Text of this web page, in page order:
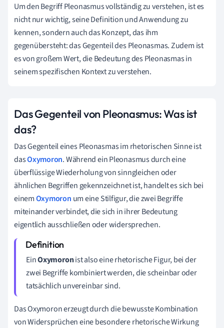
Um den Begriff Pleonasmus vollständig zu verstehen, ist es
nicht nur wichtig, seine Definition und Anwendung zu
kennen, sondern auch das Konzept, das ihm
gegenübersteht: das Gegenteil des Pleonasmas. Zudem ist
es von großem Wert, die Bedeutung des Pleonasmas in
seinem spezifischen Kontext zu verstehen.
Das Gegenteil von Pleonasmus: Was ist
das?
Das Gegenteil eines Pleonasmas im rhetorischen Sinne ist
dasOxymoron. Während ein Pleonasmus durch eine
überflüssige Wiederholung von sinngleichen oder
ähnlichen Begriffen gekennzeichnet ist, handelt es sich bei
einemOxymoron um eine Stilfigur, die zwei Begriffe
miteinander verbindet, die sich in ihrer Bedeutung
eigentlich ausschließen oder widersprechen.
EinOxymoronist also eine rhetorische Figur, bei der
zwei Begriffe kombiniert werden, die scheinbar oder
tatsächlich unvereinbar sind.
Das Oxymoron erzeugt durch die bewusste Kombination
von Widersprüchen eine besondere rhetorische Wirkung